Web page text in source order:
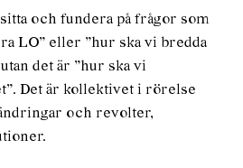
och fundera på frågor som
LO” eller ”hur ska vi bredda
det är ”hur ska vi
Det är kollektivet i rörelse
och revolter,